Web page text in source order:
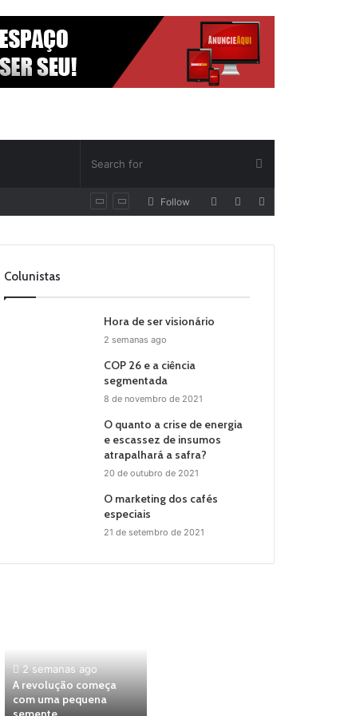
Random
Follow
Colunistas
Hora de ser visionário
2 semanas ago
COP 26 e a ciência
segmentada
8 de novembro de 2021
O quanto a crise de energia
e escassez de insumos
atrapalhará a safra?
20 de outubro de 2021
O marketing dos cafés
especiais
21 de setembro de 2021
2 semanas ago
A revolução começa
com uma pequena